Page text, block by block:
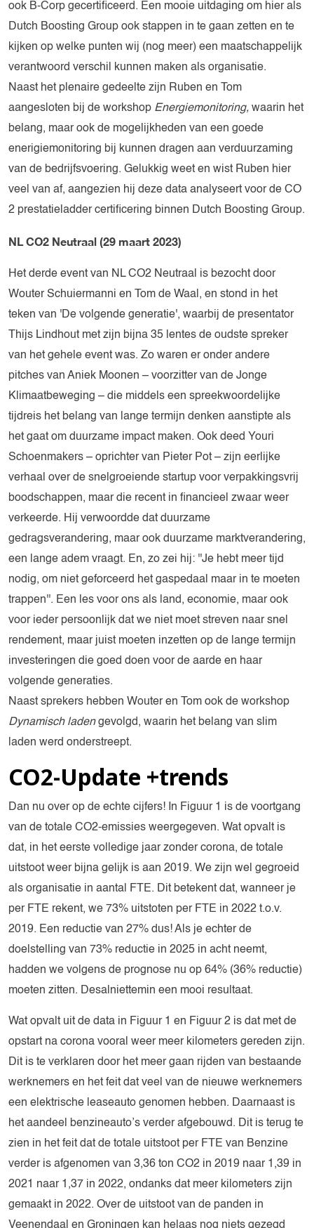
ook B-Corp gecertificeerd. Een mooie uitdaging om hier als
Dutch Boosting Group ook stappen in te gaan zetten en te
kijken op welke punten wij (nog meer) een maatschappelijk
verantwoord verschil kunnen maken als organisatie.
Naast het plenaire gedeelte zijn Ruben en Tom
aangesloten bij de workshop Energiemonitoring, waarin het
belang, maar ook de mogelijkheden van een goede
enerigiemonitoring bij kunnen dragen aan verduurzaming
van de bedrijfsvoering. Gelukkig weet en wist Ruben hier
veel van af, aangezien hij deze data analyseert voor de CO
2 prestatieladder certificering binnen Dutch Boosting Group.
NL CO2 Neutraal (29 maart 2023)
Het derde event van NL CO2 Neutraal is bezocht door
Wouter Schuiermanni en Tom de Waal, en stond in het
teken van 'De volgende generatie', waarbij de presentator
Thijs Lindhout met zijn bijna 35 lentes de oudste spreker
van het gehele event was. Zo waren er onder andere
pitches van Aniek Moonen – voorzitter van de Jonge
Klimaatbeweging – die middels een spreekwoordelijke
tijdreis het belang van lange termijn denken aanstipte als
het gaat om duurzame impact maken. Ook deed Youri
Schoenmakers – oprichter van Pieter Pot – zijn eerlijke
verhaal over de snelgroeiende startup voor verpakkingsvrij
boodschappen, maar die recent in financieel zwaar weer
verkeerde. Hij verwoordde dat duurzame
gedragsverandering, maar ook duurzame marktverandering,
een lange adem vraagt. En, zo zei hij: ''Je hebt meer tijd
nodig, om niet geforceerd het gaspedaal maar in te moeten
trappen''. Een les voor ons als land, economie, maar ook
voor ieder persoonlijk dat we niet moet streven naar snel
rendement, maar juist moeten inzetten op de lange termijn
investeringen die goed doen voor de aarde en haar
volgende generaties.
Naast sprekers hebben Wouter en Tom ook de workshop
Dynamisch ladengevolgd, waarin het belang van slim
laden werd onderstreept.
CO2-Update +trends
Dan nu over op de echte cijfers! In Figuur 1 is de voortgang
van de totale CO2-emissies weergegeven. Wat opvalt is
dat, in het eerste volledige jaar zonder corona, de totale
uitstoot weer bijna gelijk is aan 2019. We zijn wel gegroeid
als organisatie in aantal FTE. Dit betekent dat, wanneer je
per FTE rekent, we 73% uitstoten per FTE in 2022 t.o.v.
2019. Een reductie van 27% dus! Als je echter de
doelstelling van 73% reductie in 2025 in acht neemt,
hadden we volgens de prognose nu op 64% (36% reductie)
moeten zitten. Desalniettemin een mooi resultaat.
Wat opvalt uit de data in Figuur 1 en Figuur 2 is dat met de
opstart na corona vooral weer meer kilometers gereden zijn.
Dit is te verklaren door het meer gaan rijden van bestaande
werknemers en het feit dat veel van de nieuwe werknemers
een elektrische leaseauto genomen hebben. Daarnaast is
het aandeel benzineauto’s verder afgebouwd. Dit is terug te
zien in het feit dat de totale uitstoot per FTE van Benzine
verder is afgenomen van 3,36 ton CO2 in 2019 naar 1,39 in
2021 naar 1,37 in 2022, ondanks dat meer kilometers zijn
gemaakt in 2022. Over de uitstoot van de panden in
Veenendaal en Groningen kan helaas nog niets gezegd